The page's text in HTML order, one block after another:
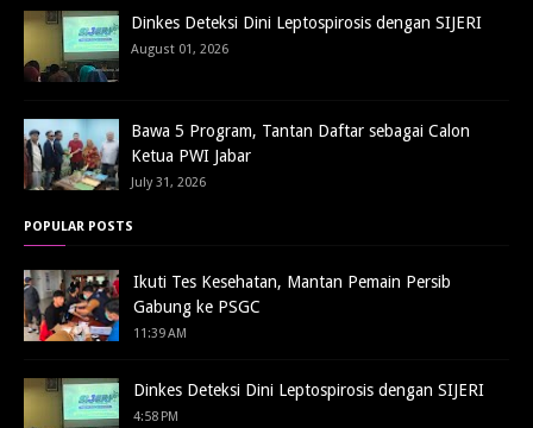
Dinkes Deteksi Dini Leptospirosis dengan SIJERI
August 01, 2026
Bawa 5 Program, Tantan Daftar sebagai Calon
Ketua PWI Jabar
July 31, 2026
POPULAR POSTS
Ikuti Tes Kesehatan, Mantan Pemain Persib
Gabung ke PSGC
11:39 AM
Dinkes Deteksi Dini Leptospirosis dengan SIJERI
4:58 PM